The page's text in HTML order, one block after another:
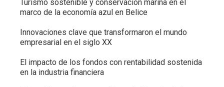
Turismo sostenible y conservación marina en el
marco de la economía azul en Belice
Innovaciones clave que transformaron el mundo
empresarial en el siglo XX
El impacto de los fondos con rentabilidad sostenida
en la industria financiera